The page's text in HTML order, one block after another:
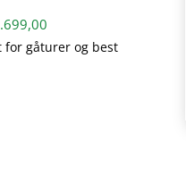
Prisområde:
kr 1.599,00
for gåturer og best